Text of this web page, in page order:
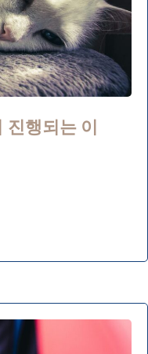
진행되는 이